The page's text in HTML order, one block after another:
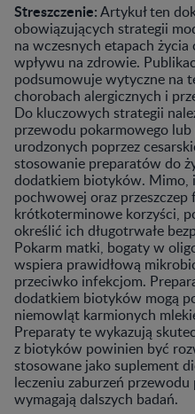
Streszczenie:Artykuł ten
obowiązujących strategii
na wczesnych etapach
wpływu na zdrowie.
podsumowuje wytyczne na
chorobach alergicznych i
Do kluczowych strategii
przewodu pokarmowego
urodzonych poprzez
stosowanie preparatów do
dodatkiem biotyków.
pochwowej oraz
krótkoterminowe korzyści,
określić ich długotrwałe
Pokarm matki, bogaty w
wspiera prawidłową
przeciwko infekcjom.
dodatkiem biotyków mogą
niemowląt karmionych
Preparaty te wykazują
z biotyków powinien być
stosowane jako suplement
leczeniu zaburzeń
wymagają dalszych badań.